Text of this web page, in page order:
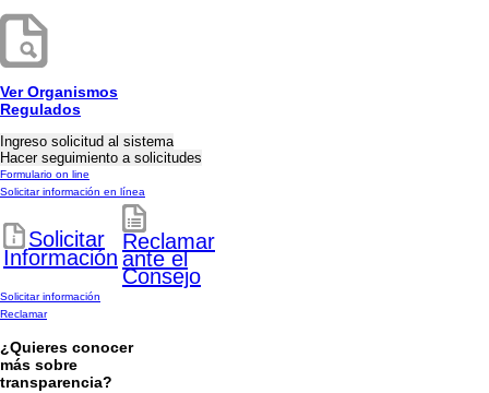
Ver Organismos
Regulados
Formulario on line
Solicitar información en línea
Solicitar
Información
Reclamar
ante el
Consejo
Solicitar información
Reclamar
¿Quieres conocer
más sobre
transparencia?